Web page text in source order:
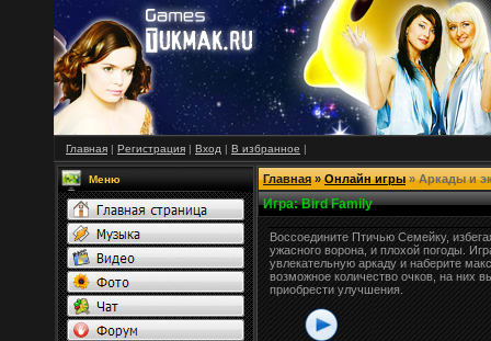
Главная | Регистрация | Вход | В избранное |
Меню Главная»Онлайн игры » Аркады и
Игра: Bird Family
Воссоедините Птичью Семейку,
ужасного ворона, и плохой погоды.
увлекательную аркаду и наберите
возможное количество очков, на них
приобрести улучшения.